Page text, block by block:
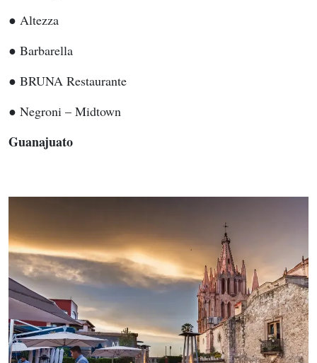
● Altezza
● Barbarella
● BRUNA Restaurante
● Negroni – Midtown
Guanajuato